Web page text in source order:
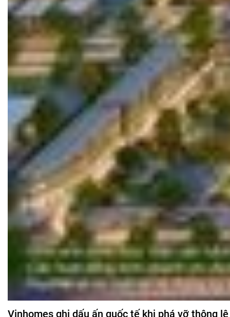
Vinhomes ghi dấu ấn quốc tế khi phá vỡ thông